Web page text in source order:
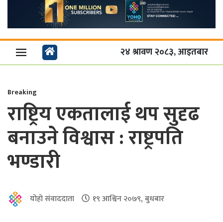
२४ श्रावण २०८३, आइतबार
Breaking
राष्ट्रिय एकतालाई थप सुदृढ
बनाउने विश्वास : राष्ट्रपति
भण्डारी
योहो संवाददाता १९ आश्विन २०७९, बुधबार